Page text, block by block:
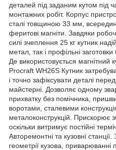
деталей під заданим кутом під
монтажних робіт. Корпус
сталі товщиною 33 мм,
феритові магніти. Завдяки
силі зчеплення 25 кг кутник
метал, так і профільні
Де використовується магнітний
Procraft WH26S Кутник
і точно зафіксувати деталі
майстерні. Дозволяє одному
прихватку без помічника,
воротами, сталевими
металоконструкцій. Прискорює
оскільки витримує постійні
Авторемонтні та кузовні
геометрії кузова, приварюванні